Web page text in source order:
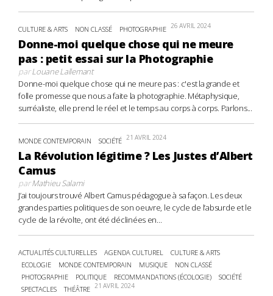
CULTURE & ARTS NON CLASSÉ PHOTOGRAPHIE 26 AVRIL 2024
Donne-moi quelque chose qui ne meure
pas : petit essai sur la Photographie
parLouane Lallemant
Donne-moi quelque chose qui ne meure pas : c'est la grande et
folle promesse que nous a faite la photographie. Métaphysique,
surréaliste, elle prend le réel et le temps au corps à corps. Parlons...
MONDE CONTEMPORAIN SOCIÉTÉ 21 AVRIL 2024
La Révolution légitime ? Les Justes d’Albert
Camus
parMathieu Salami
J’ai toujours trouvé Albert Camus pédagogue à sa façon. Les deux
grandes parties politiques de son oeuvre, le cycle de l’absurde et le
cycle de la révolte, ont été déclinées en...
ACTUALITÉS CULTURELLES AGENDA CULTUREL
CULTURE & ARTS
ECOLOGIE
MONDE CONTEMPORAIN MUSIQUE
NON CLASSÉ
PHOTOGRAPHIE
POLITIQUE RECOMMANDATIONS (ÉCOLOGIE)
SOCIÉTÉ
SPECTACLES
THÉÂTRE 21 AVRIL 2024